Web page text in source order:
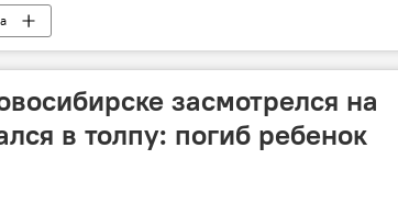
засмотрелся на
в толпу: погиб ребенок